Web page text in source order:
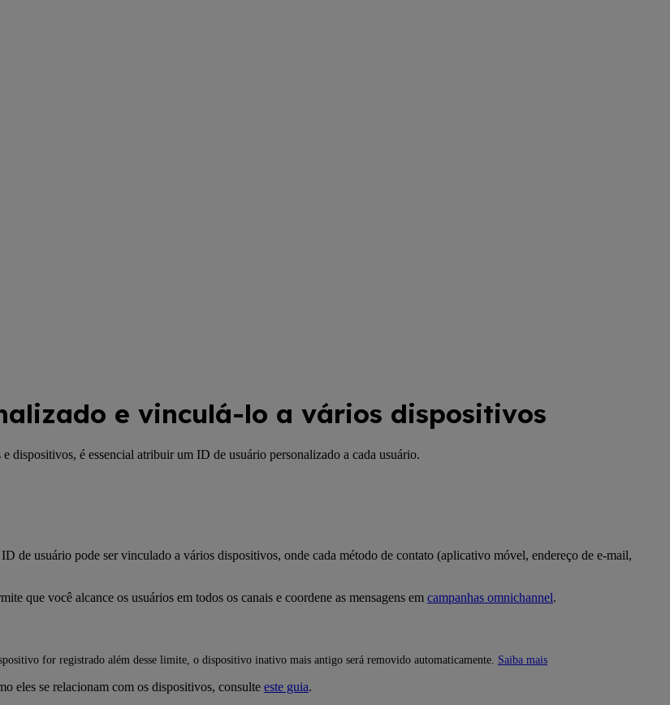
e vinculá-lo a vários dispositivos
dispositivos, é essencial atribuir um ID de usuário personalizado a cada usuário.
usuário pode ser vinculado a vários dispositivos, onde cada método de contato (aplicativo móvel, endereço de e-mail,
que você alcance os usuários em todos os canais e coordene as mensagens em campanhas omnichannel.
for registrado além desse limite, o dispositivo inativo mais antigo será removido automaticamente. Saiba mais
eles se relacionam com os dispositivos, consulte este guia.